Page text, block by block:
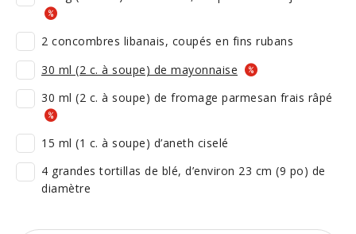
2 concombres libanais, coupés en fins rubans
30 ml (2 c. à soupe) de mayonnaise
30 ml (2 c. à soupe) de fromage parmesan frais râpé
15 ml (1 c. à soupe) d’aneth ciselé
4 grandes tortillas de blé, d’environ 23 cm (9 po) de
diamètre